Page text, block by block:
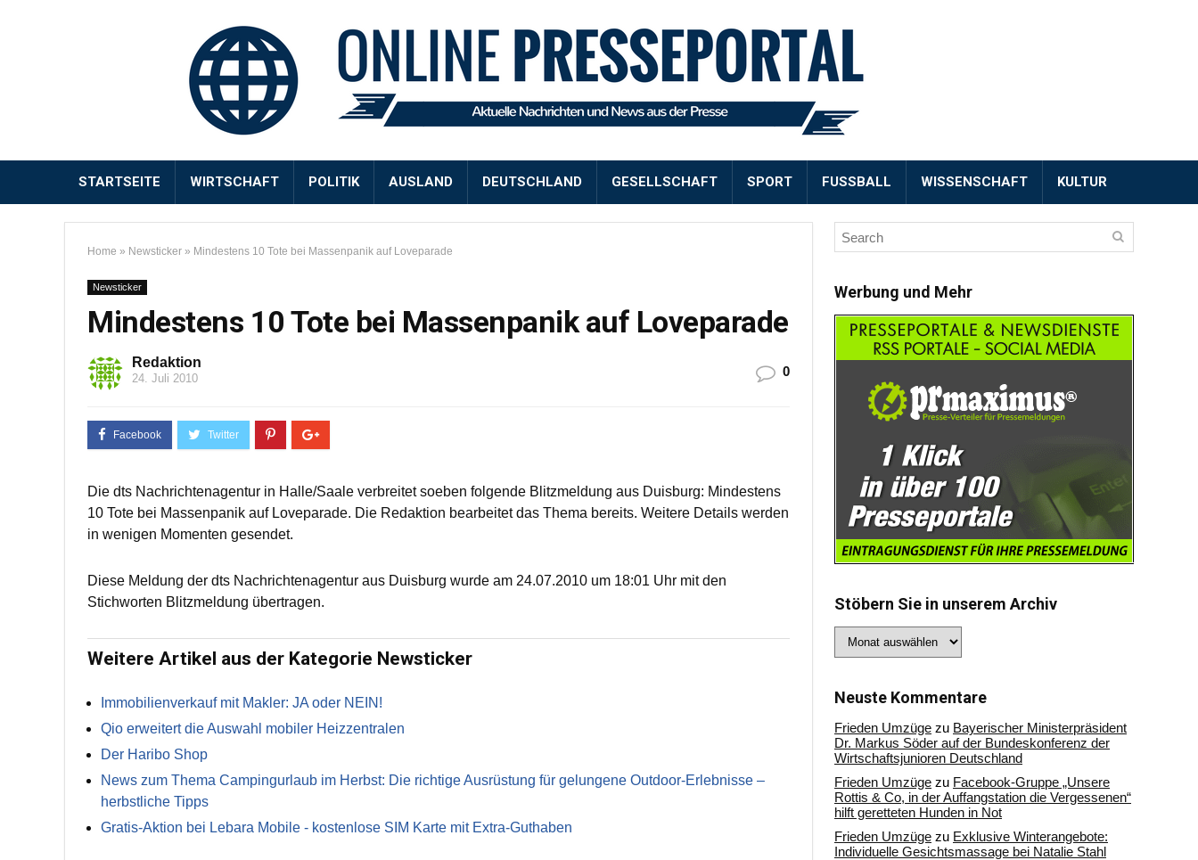
STARTSEITE WIRTSCHAFT POLITIK AUSLAND DEUTSCHLAND GESELLSCHAFT SPORT FUSSBALL WISSENSCHAFT KULTUR
Home » Newsticker » Mindestens 10 Tote bei Massenpanik auf Loveparade
Newsticker
Mindestens 10 Tote bei Massenpanik auf Loveparade
Redaktion
24. Juli 2010 0
Die dts Nachrichtenagentur in Halle/Saale verbreitet soeben folgende Blitzmeldung aus Duisburg: Mindestens
10 Tote bei Massenpanik auf Loveparade. Die Redaktion bearbeitet das Thema bereits. Weitere Details werden
in wenigen Momenten gesendet.
Diese Meldung der dts Nachrichtenagentur aus Duisburg wurde am 24.07.2010 um 18:01 Uhr mit den
Stichworten Blitzmeldung übertragen.
Weitere Artikel aus der Kategorie Newsticker
Immobilienverkauf mit Makler: JA oder NEIN!
Qio erweitert die Auswahl mobiler Heizzentralen
Der Haribo Shop
News zum Thema Campingurlaub im Herbst: Die richtige Ausrüstung für gelungene Outdoor-Erlebnisse –
herbstliche Tipps
Gratis-Aktion bei Lebara Mobile - kostenlose SIM Karte mit Extra-Guthaben
Werbung und Mehr
Stöbern Sie in unserem Archiv
Sie
Archiv
Neuste Kommentare
Frieden Umzüge zu Bayerischer Ministerpräsident
Dr. Markus Söder auf der Bundeskonferenz der
Wirtschaftsjunioren Deutschland
Frieden Umzüge zu Facebook-Gruppe „Unsere
Rottis & Co, in der Auffangstation die Vergessenen“
hilft geretteten Hunden in Not
Frieden Umzüge zu Exklusive Winterangebote:
Individuelle Gesichtsmassage bei Natalie Stahl